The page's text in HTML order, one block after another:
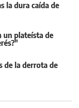
la dura caída de
un plateísta de
de la derrota de